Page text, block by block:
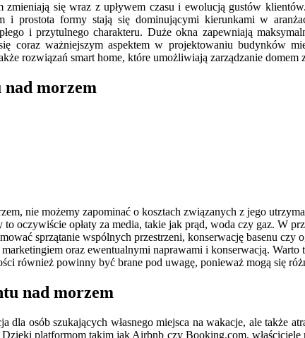
się wraz z upływem czasu i ewolucją gustów
i prostota formy stają się dominującymi kierunkami w
i przytulnego charakteru. Duże okna zapewniają
coraz ważniejszym aspektem w projektowaniu budynków
rozwiązań smart home, które umożliwiają zarządzanie
morzem
nie możemy zapominać o kosztach związanych z jego
oczywiście opłaty za media, takie jak prąd, woda czy gaz. W
sprzątanie wspólnych przestrzeni, konserwację basenu
oraz ewentualnymi naprawami i konserwacją.
również powinny być brane pod uwagę, ponieważ mogą się
nad morzem
dla osób szukających własnego miejsca na wakacje, ale także
platformom takim jak Airbnb czy Booking.com,